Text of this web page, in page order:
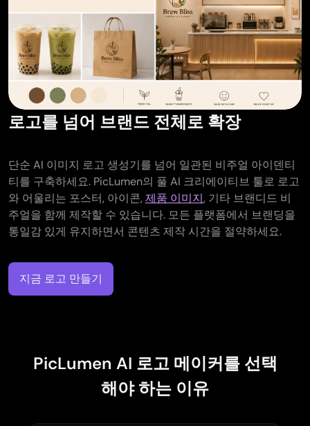
로고를 넘어 브랜드 전체로 확장
단순 AI 이미지 로고 생성기를 넘어 일관된 비주얼 아이덴티
티를 구축하세요. PicLumen의 풀 AI 크리에이티브 툴로 로고
와 어울리는 포스터, 아이콘, 제품 이미지, 기타 브랜디드 비
주얼을 함께 제작할 수 있습니다. 모든 플랫폼에서 브랜딩을
통일감 있게 유지하면서 콘텐츠 제작 시간을 절약하세요.
지금 로고 만들기
PicLumen AI 로고 메이커를 선택
해야 하는 이유